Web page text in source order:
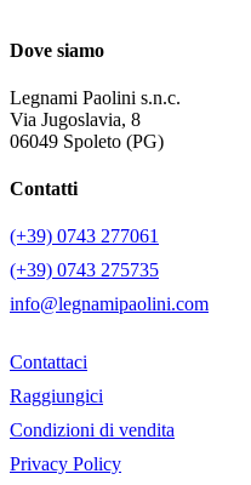
Dove siamo
Legnami Paolini s.n.c.
Via Jugoslavia, 8
06049 Spoleto (PG)
Contatti
(+39) 0743 277061
(+39) 0743 275735
info@legnamipaolini.com
Contattaci
Raggiungici
Condizioni di vendita
Privacy Policy